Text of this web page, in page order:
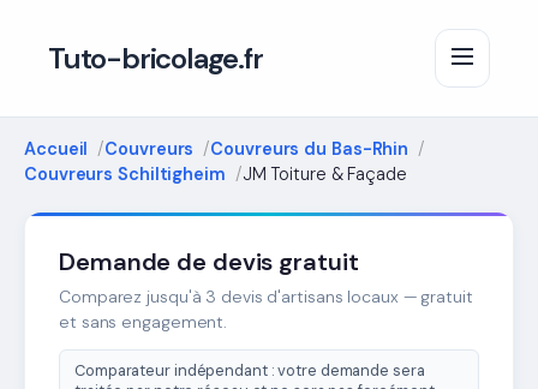
Tuto-bricolage.fr
Accueil Couvreurs
Couvreurs du Bas-Rhin
Couvreurs Schiltigheim
JM Toiture & Façade
Demande de devis gratuit
Comparez jusqu'à 3 devis d'artisans locaux — gratuit
et sans engagement.
Comparateur indépendant : votre demande sera